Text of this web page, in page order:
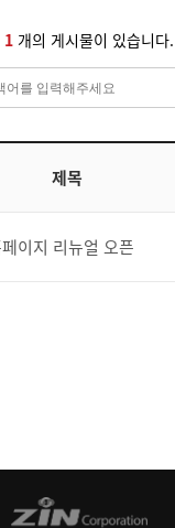
1개의 게시물이 있습니다.
제목
이지 리뉴얼 오픈